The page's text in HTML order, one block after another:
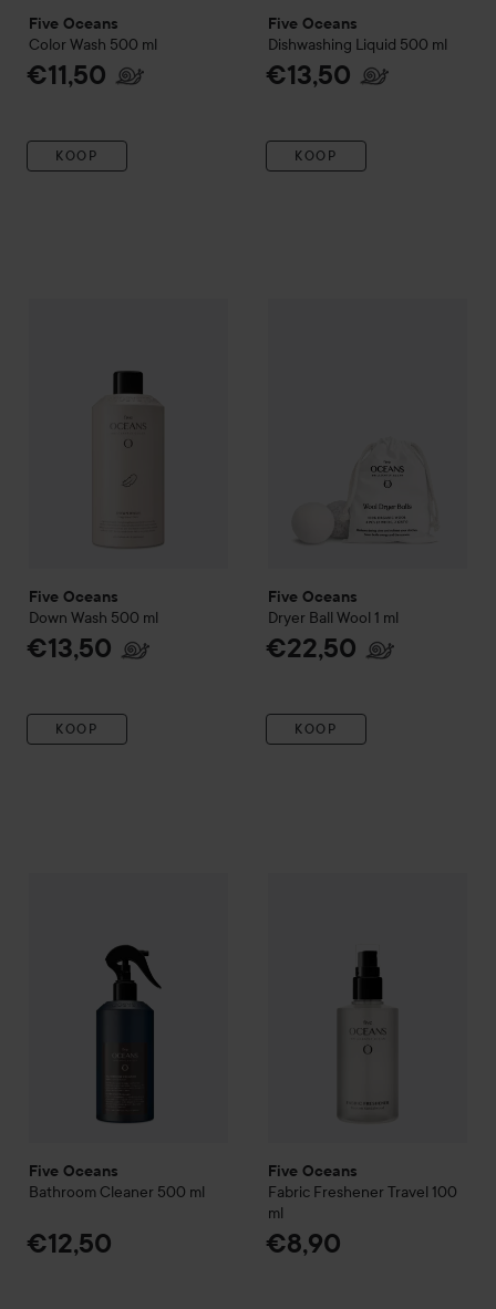
Five Oceans
Color Wash 500 ml
€11,50
KOOP
Five Oceans
Dishwashing Liquid 500 ml
€13,50
KOOP
Five Oceans
Down Wash 500 ml
€13,50
KOOP
Five Oceans
Dryer Ball Wool 1 ml
€22,50
KOOP
Five Oceans
Bathroom Cleaner 500 ml
€12,50
Five Oceans
Fabric Freshener Travel 100
ml
€8,90